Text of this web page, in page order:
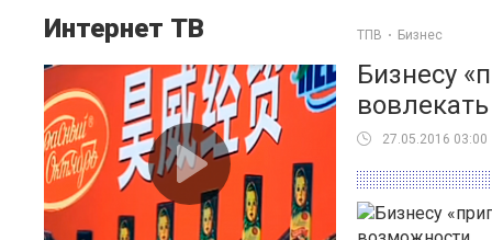
Интернет ТВ ТПВ Бизнес
Бизнесу
27.05.2016 03:00